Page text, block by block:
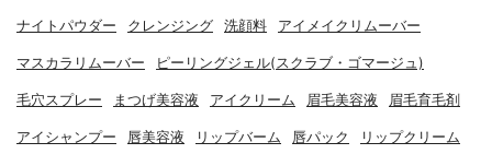
ナイトパウダー クレンジング 洗顔料 アイメイクリムーバー
マスカラリムーバー ピーリングジェル(スクラブ・ゴマージュ)
毛穴スプレー まつげ美容液 アイクリーム 眉毛美容液 眉毛育毛剤
アイシャンプー 唇美容液 リップバーム 唇パック リップクリーム